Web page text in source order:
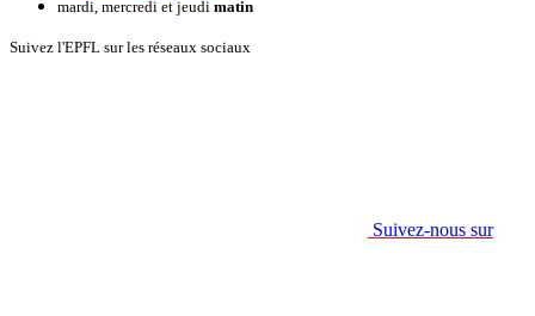
mardi, mercredi et jeudi matin
Suivez l'EPFL sur les réseaux sociaux
Suivez-nous sur